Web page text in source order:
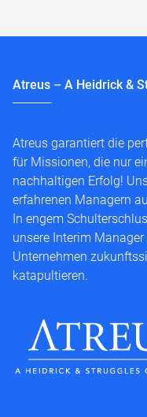
Atreus – A Heidrick &
Atreus garantiert die
für Missionen, die nur
nachhaltigen Erfolg!
erfahrenen Managern
In engem
unsere Interim
Unternehmen
katapultieren.